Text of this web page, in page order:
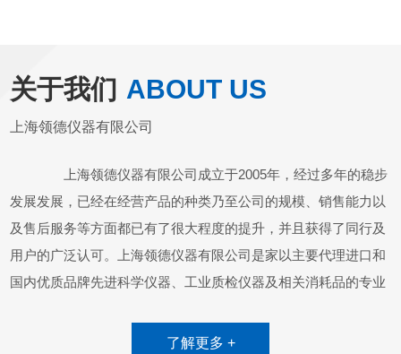
关于我们 ABOUT US
上海领德仪器有限公司
上海领德仪器有限公司成立于2005年，经过多年的稳步
发展发展，已经在经营产品的种类乃至公司的规模、销售能力以
及售后服务等方面都已有了很大程度的提升，并且获得了同行及
用户的广泛认可。上海领德仪器有限公司是家以主要代理进口和
国内优质品牌先进科学仪器、工业质检仪器及相关消耗品的专业
子生物学、遗传学、免疫学、细胞生物学、生物流变学等)、医
了解更多 +